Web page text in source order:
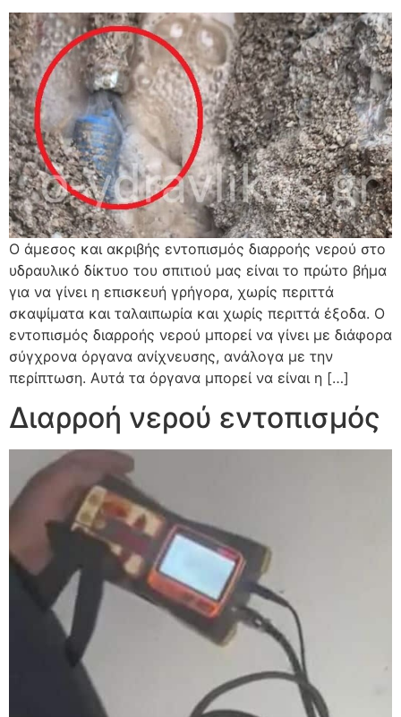
Ο άμεσος και ακριβής εντοπισμός διαρροής νερού στο
υδραυλικό δίκτυο του σπιτιού μας είναι το πρώτο βήμα
για να γίνει η επισκευή γρήγορα, χωρίς περιττά
σκαψίματα και ταλαιπωρία και χωρίς περιττά έξοδα. Ο
εντοπισμός διαρροής νερού μπορεί να γίνει με διάφορα
σύγχρονα όργανα ανίχνευσης, ανάλογα με την
περίπτωση. Αυτά τα όργανα μπορεί να είναι η […]
Διαρροή νερού εντοπισμός